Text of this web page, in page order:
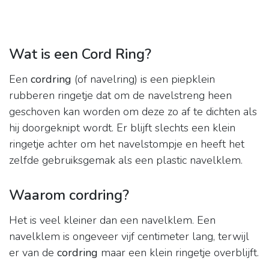
Wat is een Cord Ring?
Een cordring (of navelring) is een piepklein
rubberen ringetje dat om de navelstreng heen
geschoven kan worden om deze zo af te dichten als
hij doorgeknipt wordt. Er blijft slechts een klein
ringetje achter om het navelstompje en heeft het
zelfde gebruiksgemak als een plastic navelklem.
Waarom cordring?
Het is veel kleiner dan een navelklem. Een
navelklem is ongeveer vijf centimeter lang, terwijl
er van de cordring maar een klein ringetje overblijft.